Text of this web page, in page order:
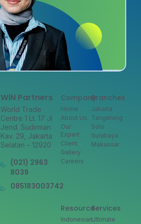
WiN Partners
World Trade
Centre 1 Lt. 17 Jl
Jend. Sudirman
Kav. 29, Jakarta
Selatan – 12920
(021) 2963
8039
085183003742
Company
Home
About Us
Our
Expert
Client
Gallery
Careers
Services
Ultimate
Branches
Jakarta
Tangerang
Solo
Surabaya
Makassar
Resource
Indonesian